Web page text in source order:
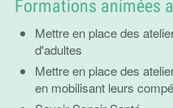
Formations animées
Mettre en place des
d'adultes
Mettre en place des
en mobilisant leurs